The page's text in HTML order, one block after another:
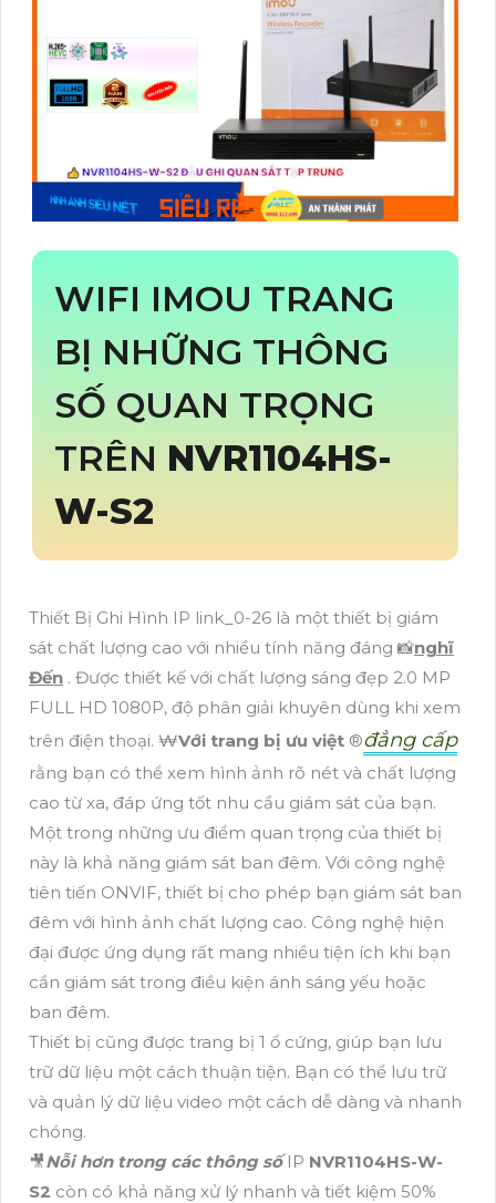
WIFI IMOU TRANG
BỊ NHỮNG THÔNG
SỐ QUAN TRỌNG
TRÊN NVR1104HS-
W-S2
Thiết Bị Ghi Hình IP link_0-26 là một thiết bị giám
sát chất lượng cao với nhiều tính năng đáng 📸nghĩ
Đến . Được thiết kế với chất lượng sáng đẹp 2.0 MP
FULL HD 1080P, độ phân giải khuyên dùng khi xem
trên điện thoại. ₩Với trang bị ưu việt ®️đẳng cấp
rằng bạn có thể xem hình ảnh rõ nét và chất lượng
cao từ xa, đáp ứng tốt nhu cầu giám sát của bạn.
Một trong những ưu điểm quan trọng của thiết bị
này là khả năng giám sát ban đêm. Với công nghệ
tiên tiến ONVIF, thiết bị cho phép bạn giám sát ban
đêm với hình ảnh chất lượng cao. Công nghệ hiện
đại được ứng dụng rất mang nhiều tiện ích khi bạn
cần giám sát trong điều kiện ánh sáng yếu hoặc
ban đêm.
Thiết bị cũng được trang bị 1 ổ cứng, giúp bạn lưu
trữ dữ liệu một cách thuận tiện. Bạn có thể lưu trữ
và quản lý dữ liệu video một cách dễ dàng và nhanh
chóng.
🎥Nỗi hơn trong các thông sốIP NVR1104HS-W-
S2 còn có khả năng xử lý nhanh và tiết kiệm 50%